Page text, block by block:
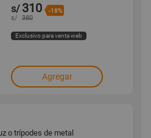
s/ 310 -18%
s/ 380
Exclusivo para venta web
Agregar
o trípodes de metal